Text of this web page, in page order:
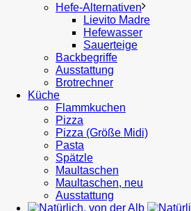
Hefe-Alternativen
Lievito Madre
Hefewasser
Sauerteige
Backbegriffe
Ausstattung
Brotrechner
Küche
Flammkuchen
Pizza
Pizza (Größe Midi)
Pasta
Spätzle
Maultaschen
Maultaschen, neu
Ausstattung